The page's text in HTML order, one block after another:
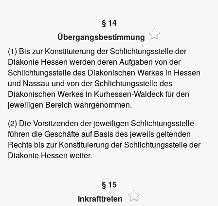
§ 14
Übergangsbestimmung
(1) Bis zur Konstituierung der Schlichtungsstelle der
Diakonie Hessen werden deren Aufgaben von der
Schlichtungsstelle des Diakonischen Werkes in Hessen
und Nassau und von der Schlichtungsstelle des
Diakonischen Werkes in Kurhessen-Waldeck für den
jeweiligen Bereich wahrgenommen.
(2) Die Vorsitzenden der jeweiligen Schlichtungsstelle
führen die Geschäfte auf Basis des jeweils geltenden
Rechts bis zur Konstituierung der Schlichtungsstelle der
Diakonie Hessen weiter.
§ 15
Inkrafttreten